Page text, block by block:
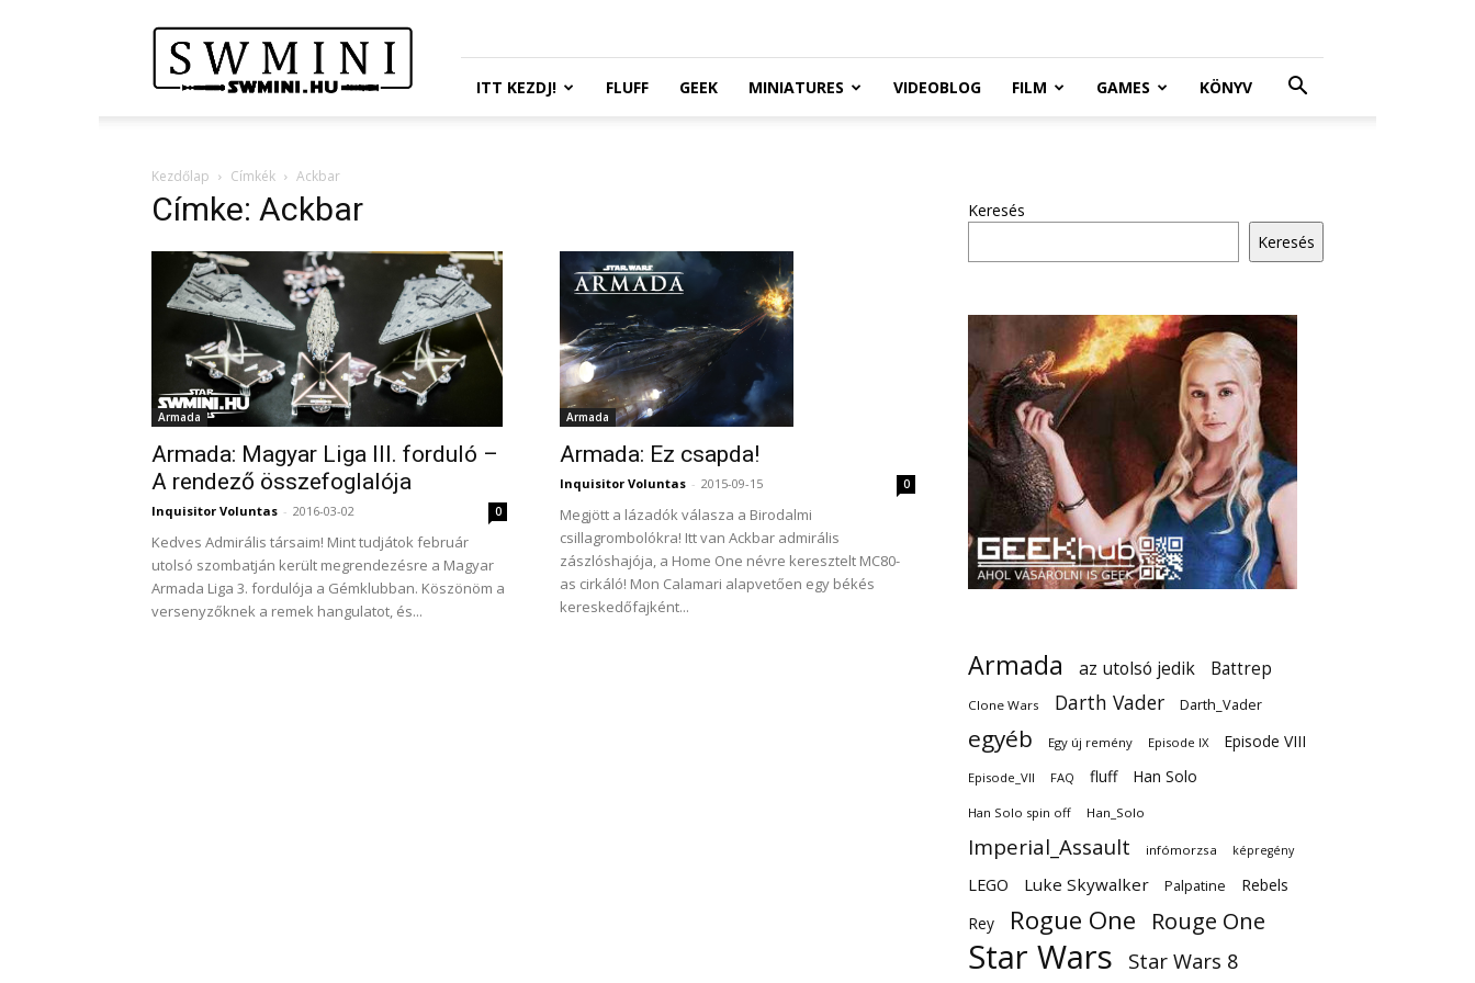
Wars
Miniatures
Portál
ITT KEZDJ! FLUFF GEEK MINIATURES VIDEOBLOG FILM GAMES KÖNYV
Kezdőlap Címkék Ackbar
Címke: Ackbar
Armada
Armada: Magyar Liga III. forduló –
A rendező összefoglalója
Inquisitor Voluntas - 2016-03-02 0
Kedves Admirális társaim! Mint tudjátok február
utolsó szombatján került megrendezésre a Magyar
Armada Liga 3. fordulója a Gémklubban. Köszönöm a
versenyzőknek a remek hangulatot, és...
Armada
Armada: Ez csapda!
Inquisitor Voluntas - 2015-09-15 0
Megjött a lázadók válasza a Birodalmi
csillagrombolókra! Itt van Ackbar admirális
zászlóshajója, a Home One névre keresztelt MC80-
as cirkáló! Mon Calamari alapvetően egy békés
kereskedőfajként...
Keresés
Keresés
Armada az utolsó jedik Battrep
Clone Wars Darth Vader Darth_Vader
egyéb Egy új remény Episode IX Episode VIII
Episode_VII FAQ fluff Han Solo
Han Solo spin off Han_Solo
Imperial_Assault infómorzsa képregény
LEGO Luke Skywalker Palpatine
Rebels
Rey
Rogue One Rouge One
Star Wars Star Wars 8